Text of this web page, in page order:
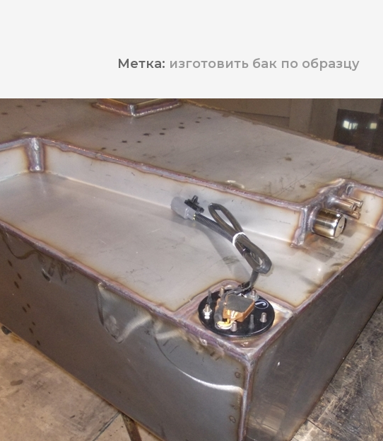
Метка: изготовить бак по образцу